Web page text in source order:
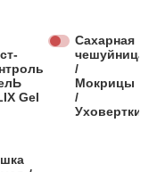
Gel
Сахарная
чешуйница
/
Мокрицы
/
Уховертки